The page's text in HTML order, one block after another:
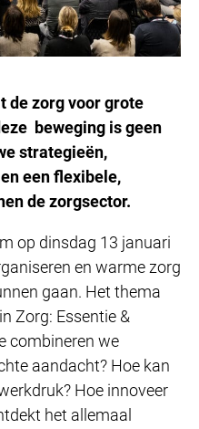
de zorg voor grote
beweging is geen
strategieën,
een flexibele,
de zorgsector.
op dinsdag 13 januari
en warme zorg
gaan. Het thema
Zorg: Essentie &
combineren we
aandacht? Hoe kan
Hoe innoveer
het allemaal